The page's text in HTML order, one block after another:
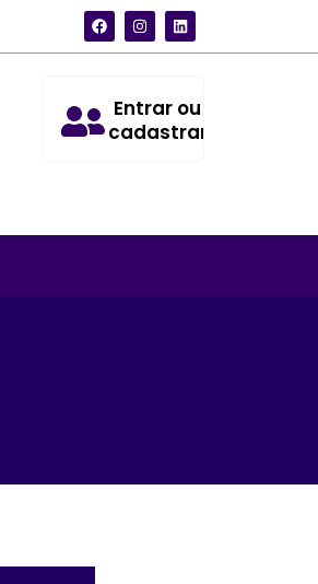
Entrar ou
cadastrar